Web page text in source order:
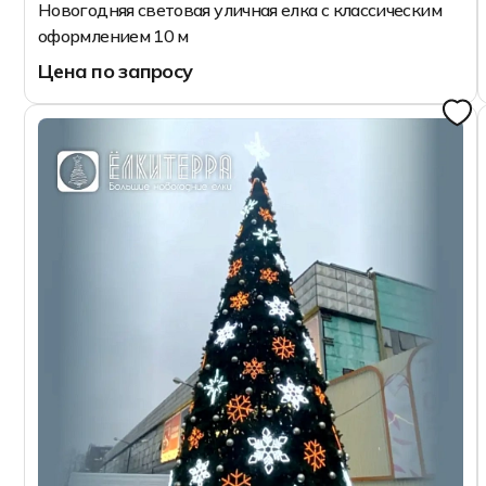
Новогодняя световая уличная елка с классическим
оформлением 10 м
Цена по запросу
10 м
12 м
14 м
Запросить цену